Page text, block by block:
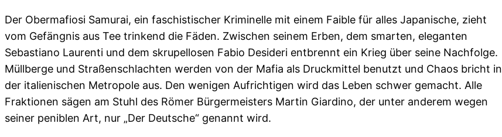
Der Obermafiosi Samurai, ein faschistischer Kriminelle mit einem Faible für alles Japanische, zieht
vom Gefängnis aus Tee trinkend die Fäden. Zwischen seinem Erben, dem smarten, eleganten
Sebastiano Laurenti und dem skrupellosen Fabio Desideri entbrennt ein Krieg über seine Nachfolge.
Müllberge und Straßenschlachten werden von der Mafia als Druckmittel benutzt und Chaos bricht in
der italienischen Metropole aus. Den wenigen Aufrichtigen wird das Leben schwer gemacht. Alle
Fraktionen sägen am Stuhl des Römer Bürgermeisters Martin Giardino, der unter anderem wegen
seiner peniblen Art, nur „Der Deutsche“ genannt wird.